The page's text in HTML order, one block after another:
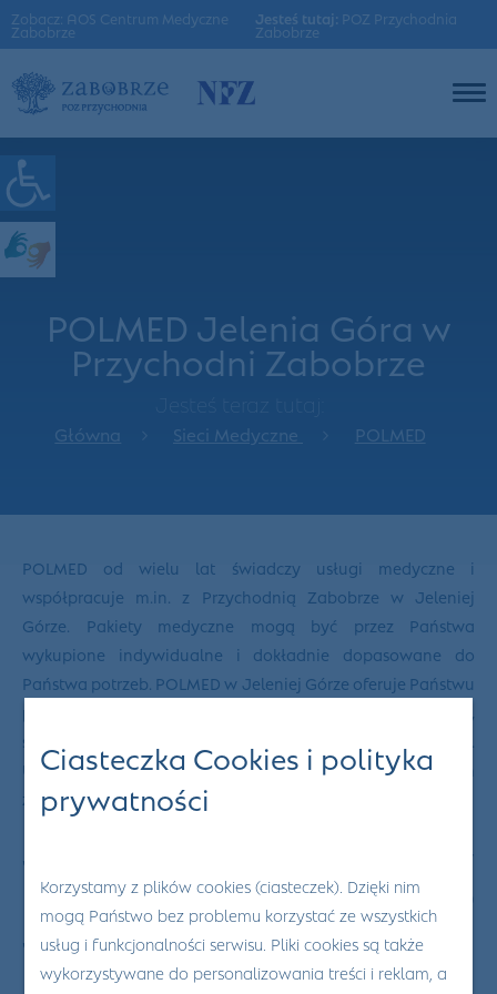
Zobacz: AOS Centrum Medyczne
Zabobrze
Jesteś tutaj: POZ Przychodnia
Zabobrze
POLMED Jelenia Góra w
Przychodni Zabobrze
Jesteś teraz tutaj:
Główna Sieci Medyczne POLMED
POLMED od wielu lat świadczy usługi medyczne i
współpracuje m.in. z Przychodnią Zabobrze w Jeleniej
Górze. Pakiety medyczne mogą być przez Państwa
wykupione indywidualne i dokładnie dopasowane do
Państwa potrzeb. POLMED w Jeleniej Górze oferuje Państwu
pakiety pojedyncze
– dla kobiety, mężczyzny, seniora,
studenta, dziecka – ale również
Ubezpieczenie POLMED może być też ubezpieczeniem
zapewnionym przez Państwa zakład pracy.
Jak umówić się na wizytę, kiedy
ma się ubezpieczenie POLMED
Jelenia Góra?
Ciasteczka Cookies i polityka
prywatności
Korzystamy z plików cookies (ciasteczek). Dzięki nim
mogą Państwo bez problemu korzystać ze wszystkich
usług i funkcjonalności serwisu. Pliki cookies są także
wykorzystywane do personalizowania treści i reklam, a